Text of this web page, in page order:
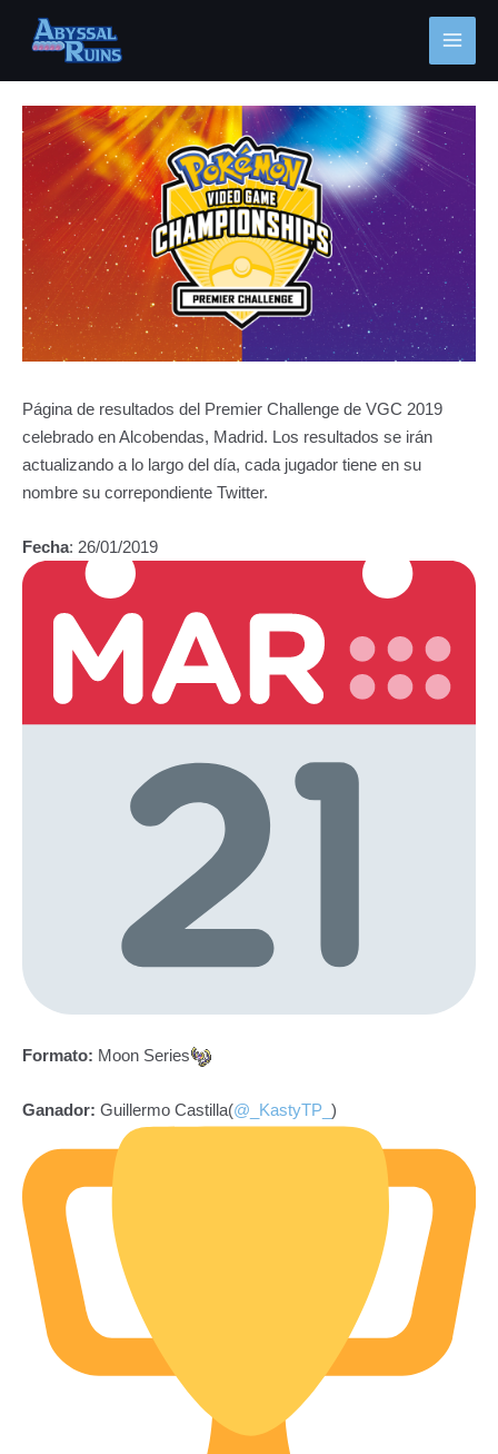
contenido
Página de resultados del Premier Challenge de VGC 2019
celebrado en Alcobendas, Madrid. Los resultados se irán
actualizando a lo largo del día, cada jugador tiene en su
nombre su correpondiente Twitter.
Fecha: 26/01/2019
Formato: Moon Series
Ganador: Guillermo Castilla(@_KastyTP_ )
de
entradas